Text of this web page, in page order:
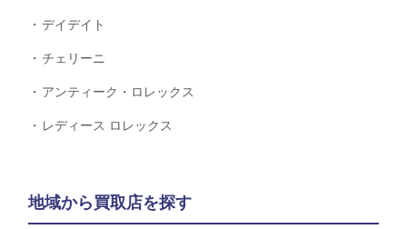
デイデイト
チェリーニ
アンティーク・ロレックス
レディース ロレックス
地域から買取店を探す